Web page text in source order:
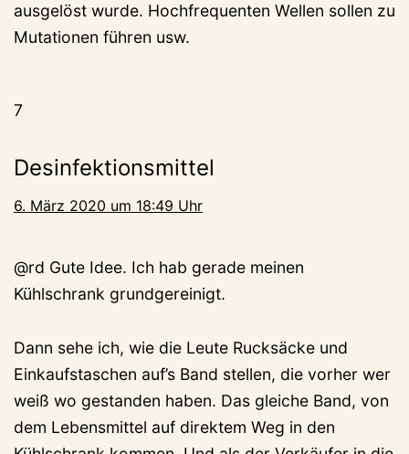
ausgelöst wurde. Hochfrequenten Wellen sollen zu
Mutationen führen usw.
7
Desinfektionsmittel
6. März 2020 um 18:49 Uhr
@rd Gute Idee. Ich hab gerade meinen
Kühlschrank grundgereinigt.
Dann sehe ich, wie die Leute Rucksäcke und
Einkaufstaschen auf’s Band stellen, die vorher wer
weiß wo gestanden haben. Das gleiche Band, von
dem Lebensmittel auf direktem Weg in den